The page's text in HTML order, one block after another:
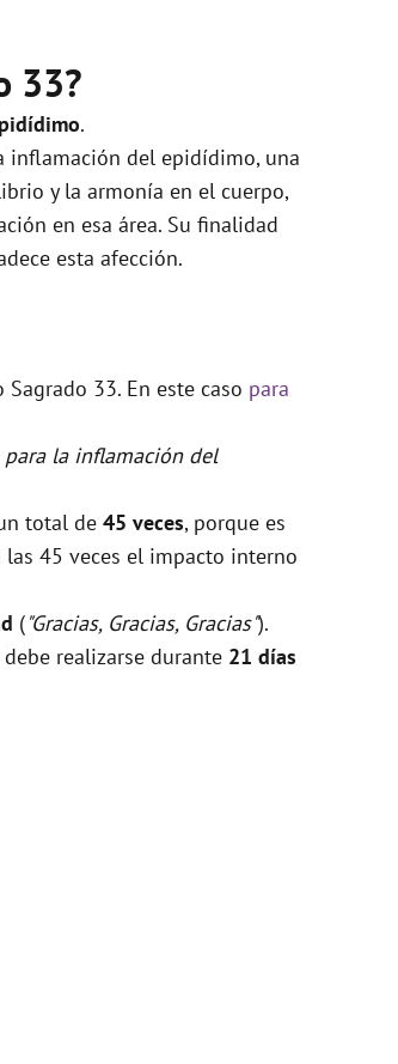
33?
.
inflamación del epidídimo, una
y la armonía en el cuerpo,
en esa área. Su finalidad
esta afección.
Sagrado 33. En este caso para
para la inflamación del
total de 45 veces, porque es
45 veces el impacto interno
("Gracias, Gracias, Gracias").
realizarse durante 21 días